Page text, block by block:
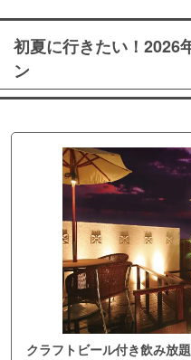
初夏に行きたい！2026
ン
クラフトビール付き飲み放